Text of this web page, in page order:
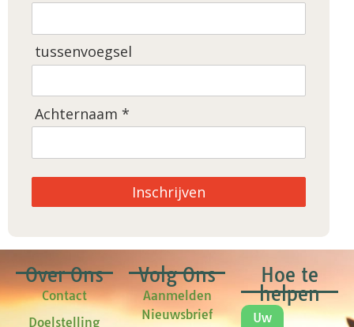
tussenvoegsel
Achternaam *
Inschrijven
Over Ons
Contact
Doelstelling
Volg Ons
Aanmelden
Nieuwsbrief
Hoe te
helpen
Uw